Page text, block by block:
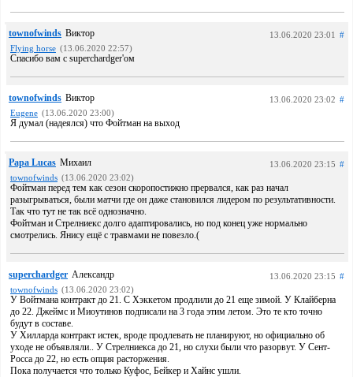
townofwinds Виктор 13.06.2020 23:01 #
Flying horse (13.06.2020 22:57)
Спасибо вам с superchardger'ом
townofwinds Виктор 13.06.2020 23:02 #
Eugene (13.06.2020 23:00)
Я думал (надеялся) что Фойтман на выход
Papa Lucas Михаил 13.06.2020 23:15 #
townofwinds (13.06.2020 23:02)
Фойтман перед тем как сезон скоропостижно прервался, как раз начал
разыгрываться, были матчи где он даже становился лидером по результативности.
Так что тут не так всё однозначно.
Фойтман и Стрелниекс долго адаптировались, но под конец уже нормально
смотрелись. Янису ещё с травмами не повезло.(
superchardger Александр 13.06.2020 23:15 #
townofwinds (13.06.2020 23:02)
У Войтмана контракт до 21. С Хэккетом продлили до 21 еще зимой. У Клайберна
до 22. Джеймс и Миоутинов подписали на 3 года этим летом. Это те кто точно
будут в составе.
У Хилларда контракт истек, вроде продлевать не планируют, но официально об
уходе не объявляли.. У Стрелниекса до 21, но слухи были что разорвут. У Сент-
Росса до 22, но есть опция расторжения.
Пока получается что только Куфос, Бейкер и Хайнс ушли.